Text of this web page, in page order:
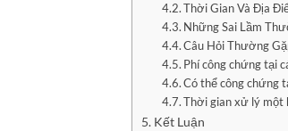
Thời Gian Và Địa
Những Sai Lầm
Câu Hỏi Thường
Phí công chứng tại
Có thể công chứng
Thời gian xử lý một
Kết Luận